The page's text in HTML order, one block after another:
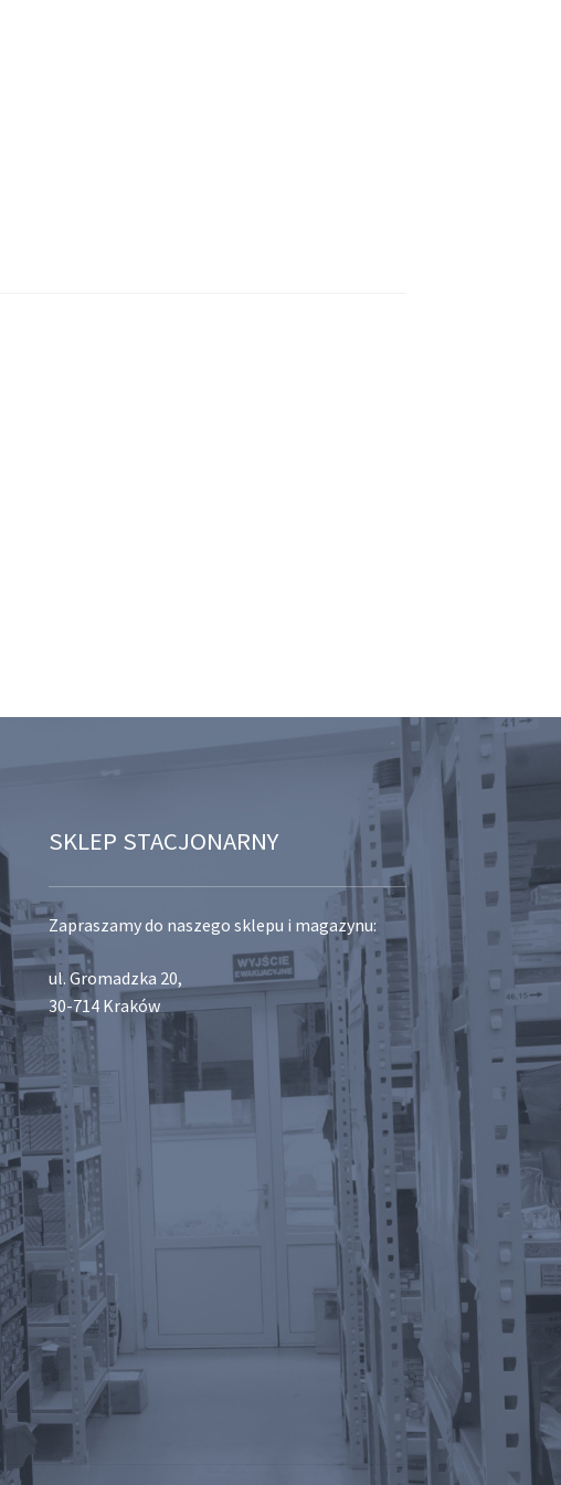
SKLEP STACJONARNY
Zapraszamy do naszego sklepu i magazynu:
ul. Gromadzka 20,
30-714 Kraków